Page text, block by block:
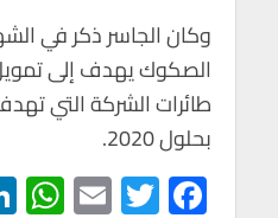
وكان الجاسر ذكر في
الصكوك يهدف إلى
بحلول 2020.
F
T
E